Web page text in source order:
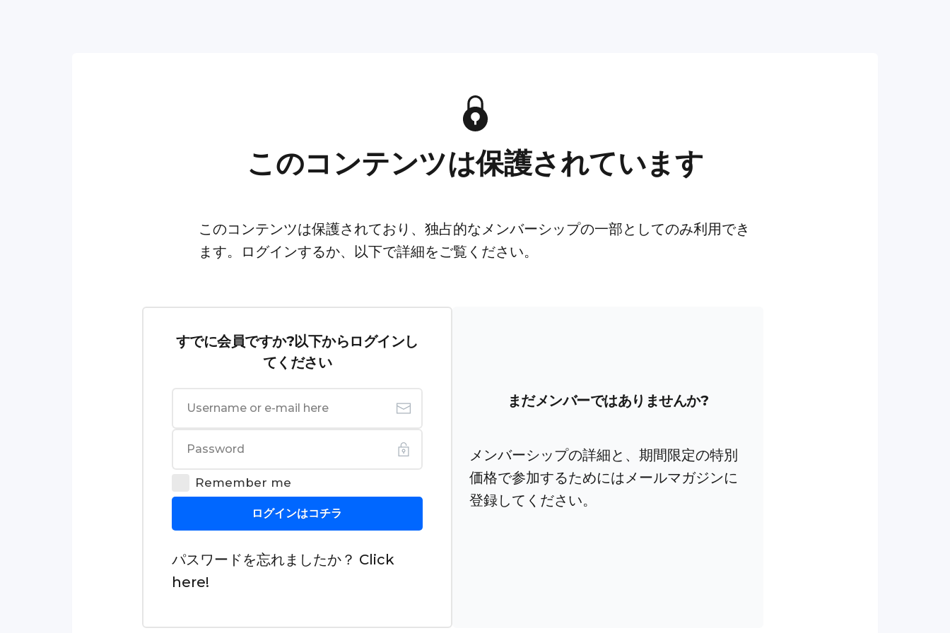
このコンテンツは保護されています
このコンテンツは保護されており、独占的なメンバーシップの一部としてのみ利用でき
ます。ログインするか、以下で詳細をご覧ください。
すでに会員ですか?以下からログインし
てください
Remember me
ログインはコチラ
パスワードを忘れましたか？ Click
here!
まだメンバーではありませんか?
メンバーシップの詳細と、期間限定の特別
価格で参加するためにはメールマガジンに
登録してください。